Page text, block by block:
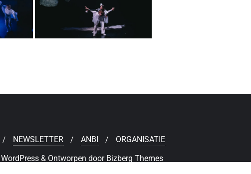
NEWSLETTER ANBI
ORGANISATIE
WordPress & Ontworpen door Bizberg Themes